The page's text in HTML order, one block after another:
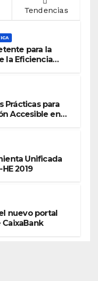
Tendencias
para la
la Eficiencia
Prácticas para
Accesible en
Unificada
2019
nuevo portal